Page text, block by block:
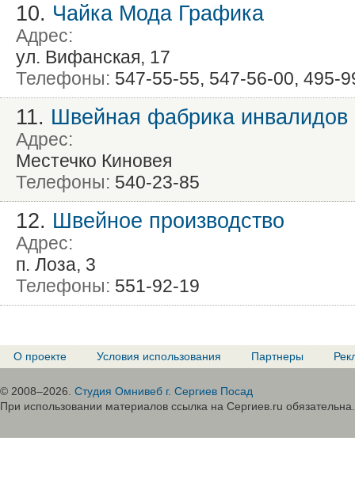
10. Чайка Мода Графика
Адрес:
ул. Вифанская, 17
Телефоны: 547-55-55, 547-56-00, 495-
11. Швейная фабрика
Адрес:
Местечко Киновея
Телефоны: 540-23-85
12. Швейное производство
Адрес:
п. Лоза, 3
Телефоны: 551-92-19
О проекте Условия использования Партнеры
© 2008–2026. Студия Омнивеб г. Сергиев Посад
При использовании материалов ссылка на Сергиев.ru обязательна.